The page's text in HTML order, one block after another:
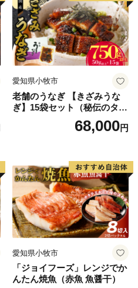
愛知県小牧市
老舗のうなぎ 【きざみうな
ぎ】15袋セット（秘伝のタレ
68,000円
愛知県小牧市
「ジョイフーズ」レンジでか
んたん焼魚（赤魚 魚醤干）